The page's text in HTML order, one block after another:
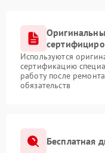
Используются
сертификацию
работу после
обязательств
Бесплатная